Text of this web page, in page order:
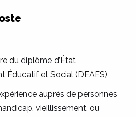
du diplôme d’État
Éducatif et Social (DEAES)
auprès de personnes
vieillissement, ou